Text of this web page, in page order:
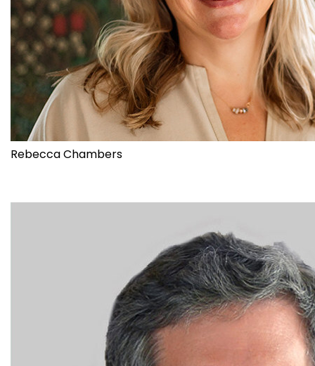
Rebecca Chambers